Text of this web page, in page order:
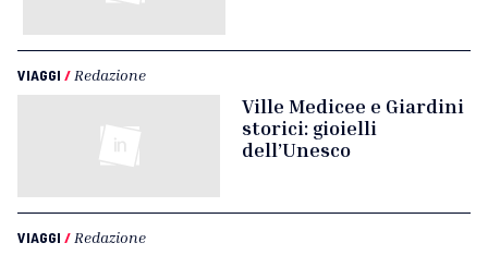
VIAGGI / Redazione
Ville Medicee e Giardini
storici: gioielli
dell’Unesco
VIAGGI / Redazione